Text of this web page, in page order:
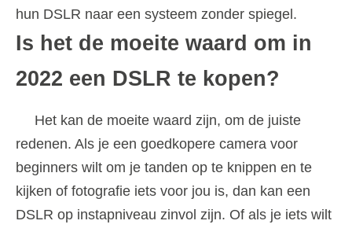
hun DSLR naar een systeem zonder spiegel.
Is het de moeite waard om in
2022 een DSLR te kopen?
Het kan de moeite waard zijn, om de juiste
redenen. Als je een goedkopere camera voor
beginners wilt om je tanden op te knippen en te
kijken of fotografie iets voor jou is, dan kan een
DSLR op instapniveau zinvol zijn. Of als je iets wilt